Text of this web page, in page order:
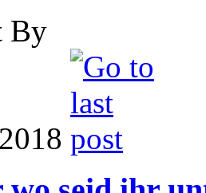
By